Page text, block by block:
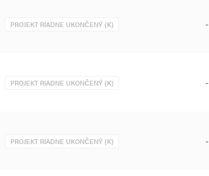
PROJEKT RIADNE UKONČENÝ (K) -
PROJEKT RIADNE UKONČENÝ (K) -
PROJEKT RIADNE UKONČENÝ (K) -